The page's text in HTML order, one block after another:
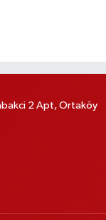
2 Apt, Ortaköy